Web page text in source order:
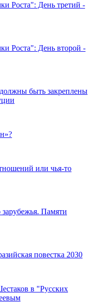
Роста": День третий -
Роста": День второй -
быть закреплены
или чья-то
Памяти
повестка 2030
в "Русских